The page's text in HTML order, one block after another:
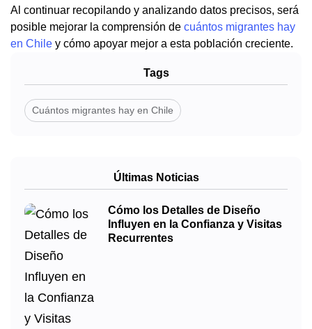
Al continuar recopilando y analizando datos precisos, será
posible mejorar la comprensión de cuántos migrantes hay
en Chile y cómo apoyar mejor a esta población creciente.
Tags
Cuántos migrantes hay en Chile
Últimas Noticias
Cómo los Detalles de Diseño
Influyen en la Confianza y Visitas
Recurrentes